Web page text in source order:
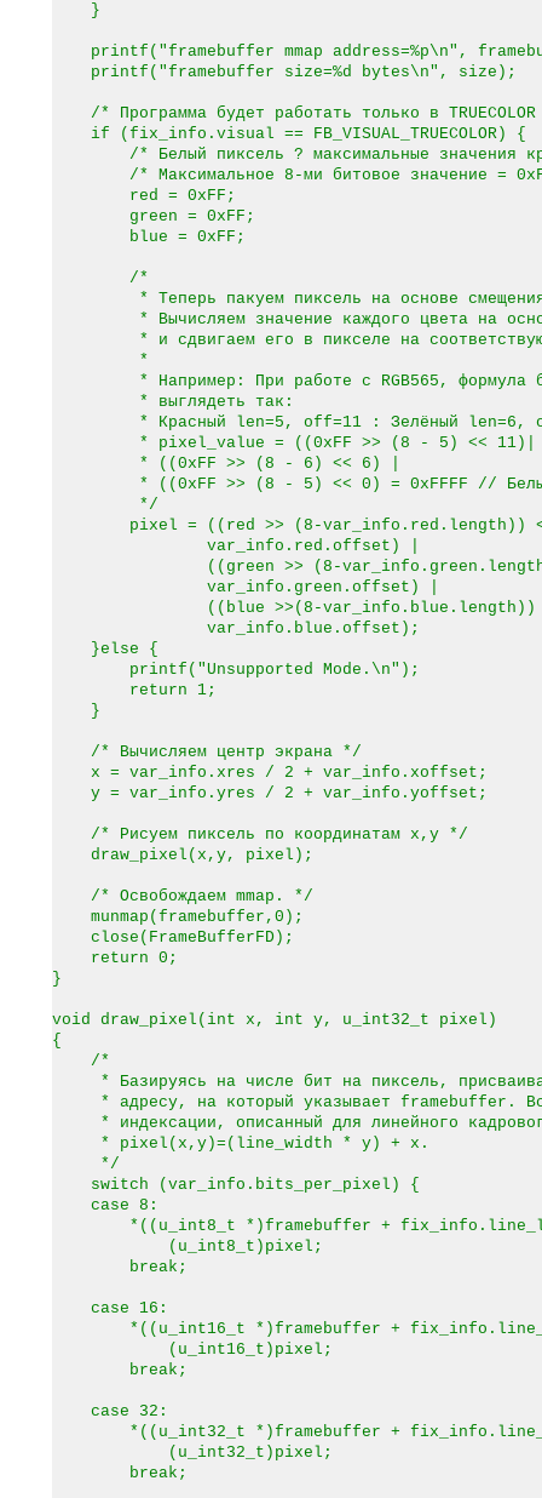
}
printf("framebuffer mmap address=%p\n",
printf("framebuffer size=%d bytes\n", size);
/* Программа будет работать только в
if (fix_info.visual == FB_VISUAL_TRUECOLOR) {
/* Белый пиксель ? максимальные значения
/* Максимальное 8-ми битовое значение =
red = 0xFF;
green = 0xFF;
blue = 0xFF;
/*
* Теперь пакуем пиксель на основе
* Вычисляем значение каждого цвета на
* и сдвигаем его в пикселе на
*
* Например: При работе с RGB565, формула
* выглядеть так:
* Красный len=5, off=11 : Зелёный len=6,
* pixel_value = ((0xFF >> (8 - 5) << 11)|
* ((0xFF >> (8 - 6) << 6) |
* ((0xFF >> (8 - 5) << 0) = 0xFFFF //
*/
pixel = ((red >> (8-var_info.red.length))
var_info.red.offset) |
((green >> (8-
var_info.green.offset) |
((blue >>(8-var_info.blue.length))
var_info.blue.offset);
}else {
printf("Unsupported Mode.\n");
return 1;
}
/* Вычисляем центр экрана */
x = var_info.xres / 2 + var_info.xoffset;
y = var_info.yres / 2 + var_info.yoffset;
/* Рисуем пиксель по координатам x,y */
draw_pixel(x,y, pixel);
/* Освобождаем mmap. */
munmap(framebuffer,0);
close(FrameBufferFD);
return 0;
}
void draw_pixel(int x, int y, u_int32_t pixel)
{
/*
* Базируясь на числе бит на пиксель,
* адресу, на который указывает framebuffer.
* индексации, описанный для линейного
* pixel(x,y)=(line_width * y) + x.
*/
switch (var_info.bits_per_pixel) {
case 8:
*((u_int8_t *)framebuffer +
(u_int8_t)pixel;
break;
case 16:
*((u_int16_t *)framebuffer +
(u_int16_t)pixel;
break;
case 32:
*((u_int32_t *)framebuffer +
(u_int32_t)pixel;
break;